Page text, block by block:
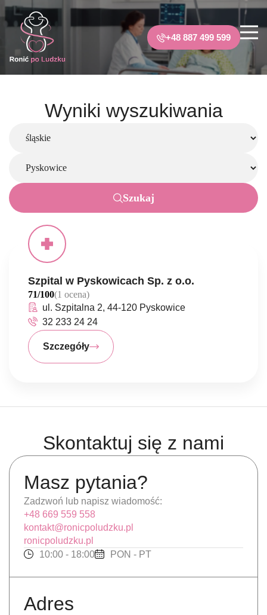
+48 887 499 599
Wyniki wyszukiwania
Szukaj
Szpital w Pyskowicach Sp. z o.o.
71/100(1 ocena)
ul. Szpitalna 2, 44-120 Pyskowice
32 233 24 24
Szczegóły
Skontaktuj się z nami
Masz pytania?
Zadzwoń lub napisz wiadomość:
+48 669 559 558
kontakt@ronicpoludzku.pl
ronicpoludzku.pl
10:00 - 18:00
PON - PT
Adres